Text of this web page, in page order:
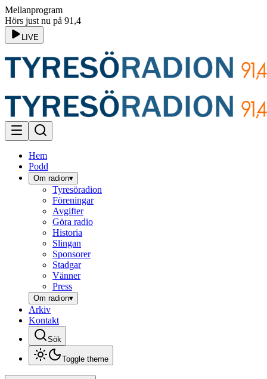
Mellanprogram
Hörs just nu på 91,4
LIVE
Hem
Podd
Om radion▾
Tyresöradion
Föreningar
Avgifter
Göra radio
Historia
Slingan
Sponsorer
Stadgar
Vänner
Press
Om radion▾
Arkiv
Kontakt
Sök
Toggle theme